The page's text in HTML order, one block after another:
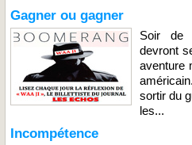
Gagner ou gagner
Soir de
devront
aventure
sortir du
les...
Incompétence